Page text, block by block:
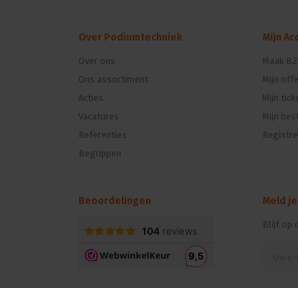
Over Podiumtechniek
Over ons
Ons assortiment
Acties
Vacatures
Referenties
Begrippen
Mijn
Maak
Mijn
Mijn
Mijn
Beoordelingen Meld
Blijf op